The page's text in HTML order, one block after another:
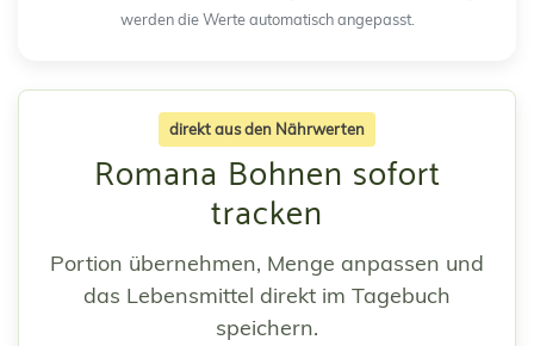
werden die Werte automatisch angepasst.
direkt aus den Nährwerten
Romana Bohnen sofort
tracken
Portion übernehmen, Menge anpassen und
das Lebensmittel direkt im Tagebuch
speichern.